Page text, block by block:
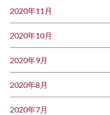
2020年11月
2020年10月
2020年9月
2020年8月
2020年7月